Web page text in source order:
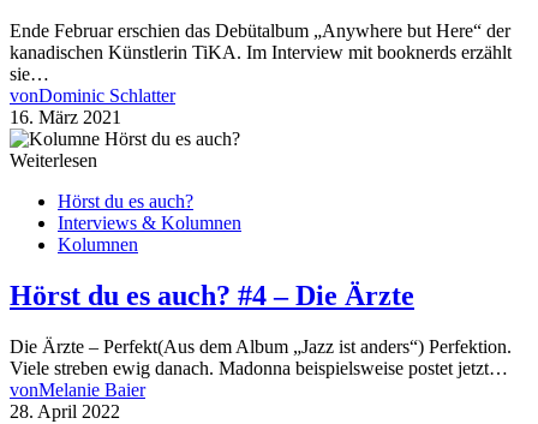
Ende Februar erschien das Debütalbum „Anywhere but Here“ der
kanadischen Künstlerin TiKA. Im Interview mit booknerds erzählt
sie…
vonDominic Schlatter
16. März 2021
Weiterlesen
Hörst du es auch?
Interviews & Kolumnen
Kolumnen
Hörst du es auch? #4 – Die Ärzte
Die Ärzte – Perfekt(Aus dem Album „Jazz ist anders“) Perfektion.
Viele streben ewig danach. Madonna beispielsweise postet jetzt…
vonMelanie Baier
28. April 2022